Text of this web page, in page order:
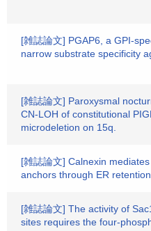
[雑誌論文] PGAP6, a GPI-
narrow substrate specificity
[雑誌論文] Paroxysmal
CN-LOH of constitutional
microdeletion on 15q.
[雑誌論文] Calnexin
anchors through ER retention
[雑誌論文] The activity of
sites requires the four-